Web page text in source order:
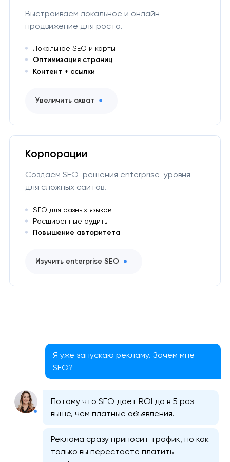
Выстраиваем локальное и онлайн-
продвижение для роста.
Локальное SEO и карты
Оптимизация страниц
Контент + ссылки
Увеличить охват
Корпорации
Создаем SEO-решения enterprise-уровня
для сложных сайтов.
SEO для разных языков
Расширенные аудиты
Повышение авторитета
Изучить enterprise SEO
Я уже запускаю рекламу. Зачем мне
SEO?
Потому что SEO дает ROI до в 5 раз
выше, чем платные объявления.
Реклама сразу приносит трафик, но как
только вы перестаете платить —